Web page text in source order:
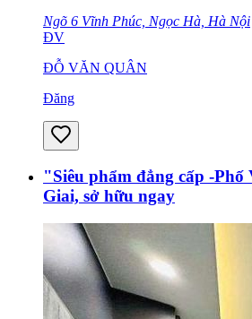
Ngõ 6 Vĩnh Phúc, Ngọc Hà, Hà Nội
ĐV
ĐỖ VĂN QUÂN
Đăng
"Siêu phẩm đẳng cấp -
Giai, sở hữu ngay